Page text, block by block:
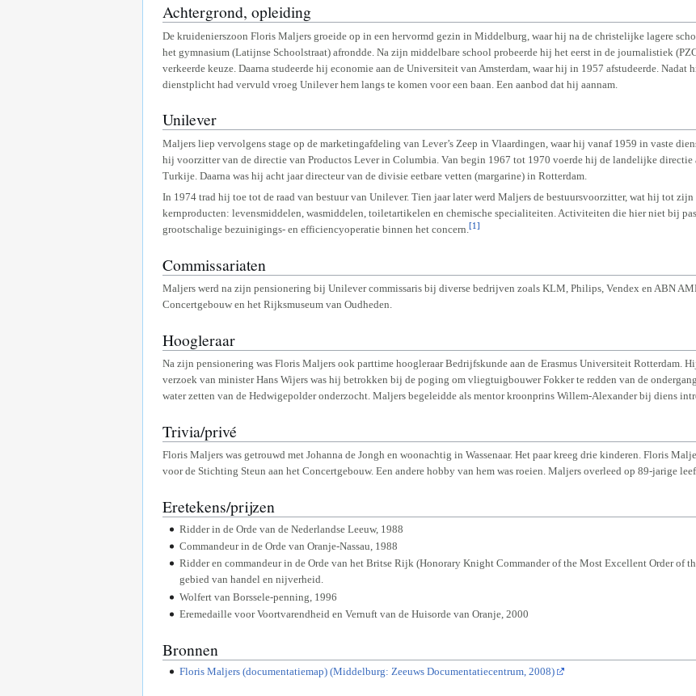
Achtergrond, opleiding
De kruidenierszoon Floris Maljers groeide op in een hervormd gezin in Middelburg, waar hij na de christelijke lagere
het gymnasium (Latijnse Schoolstraat) afrondde. Na zijn middelbare school probeerde hij het eerst in de journalistiek
verkeerde keuze. Daarna studeerde hij economie aan de Universiteit van Amsterdam, waar hij in 1957 afstudeerde.
dienstplicht had vervuld vroeg Unilever hem langs te komen voor een baan. Een aanbod dat hij aannam.
Unilever
Maljers liep vervolgens stage op de marketingafdeling van Lever’s Zeep in Vlaardingen, waar hij vanaf 1959 in vaste
hij voorzitter van de directie van Productos Lever in Columbia. Van begin 1967 tot 1970 voerde hij de landelijke directie
Turkije. Daarna was hij acht jaar directeur van de divisie eetbare vetten (margarine) in Rotterdam.
In 1974 trad hij toe tot de raad van bestuur van Unilever. Tien jaar later werd Maljers de bestuursvoorzitter, wat hij tot
kernproducten: levensmiddelen, wasmiddelen, toiletartikelen en chemische specialiteiten. Activiteiten die hier niet bij
grootschalige bezuinigings- en efficiencyoperatie binnen het concern.[1]
Commissariaten
Maljers werd na zijn pensionering bij Unilever commissaris bij diverse bedrijven zoals KLM, Philips, Vendex en ABN
Concertgebouw en het Rijksmuseum van Oudheden.
Hoogleraar
Na zijn pensionering was Floris Maljers ook parttime hoogleraar Bedrijfskunde aan de Erasmus Universiteit Rotterdam.
verzoek van minister Hans Wijers was hij betrokken bij de poging om vliegtuigbouwer Fokker te redden van de
water zetten van de Hedwigepolder onderzocht. Maljers begeleidde als mentor kroonprins Willem-Alexander bij diens
Trivia/privé
Floris Maljers was getrouwd met Johanna de Jongh en woonachtig in Wassenaar. Het paar kreeg drie kinderen. Floris
voor de Stichting Steun aan het Concertgebouw. Een andere hobby van hem was roeien. Maljers overleed op 89-jarige
Eretekens/prijzen
Ridder in de Orde van de Nederlandse Leeuw, 1988
Commandeur in de Orde van Oranje-Nassau, 1988
Ridder en commandeur in de Orde van het Britse Rijk (Honorary Knight Commander of the Most Excellent Order of
gebied van handel en nijverheid.
Wolfert van Borssele-penning, 1996
Eremedaille voor Voortvarendheid en Vernuft van de Huisorde van Oranje, 2000
Bronnen
Floris Maljers (documentatiemap) (Middelburg: Zeeuws Documentatiecentrum, 2008)